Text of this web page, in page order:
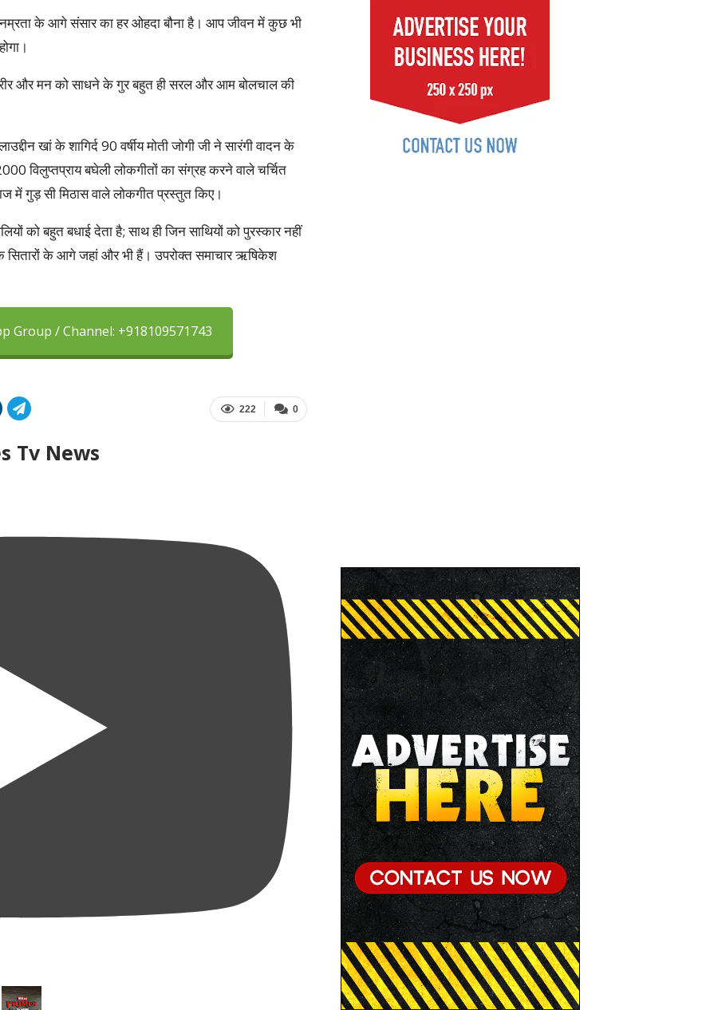
के आगे संसार का हर ओहदा बौना है। आप जीवन में कुछ भी
और मन को साधने के गुर बहुत ही सरल और आम बोलचाल की
खां के शागिर्द 90 वर्षीय मोती जोगी जी ने सारंगी वादन के
विलुप्तप्राय बघेली लोकगीतों का संग्रह करने वाले चर्चित
में गुड़ सी मिठास वाले लोकगीत प्रस्तुत किए।
को बहुत बधाई देता है; साथ ही जिन साथियों को पुरस्कार नहीं
सितारों के आगे जहां और भी हैं। उपरोक्त समाचार ऋषिकेश
Group / Channel: +918109571743
0
222
Tv News